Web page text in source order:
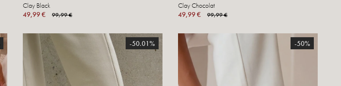
Clay Black
49,99 €
99,99 €
Clay Chocolat
49,99 €
99,99 €
-50.01% -50%